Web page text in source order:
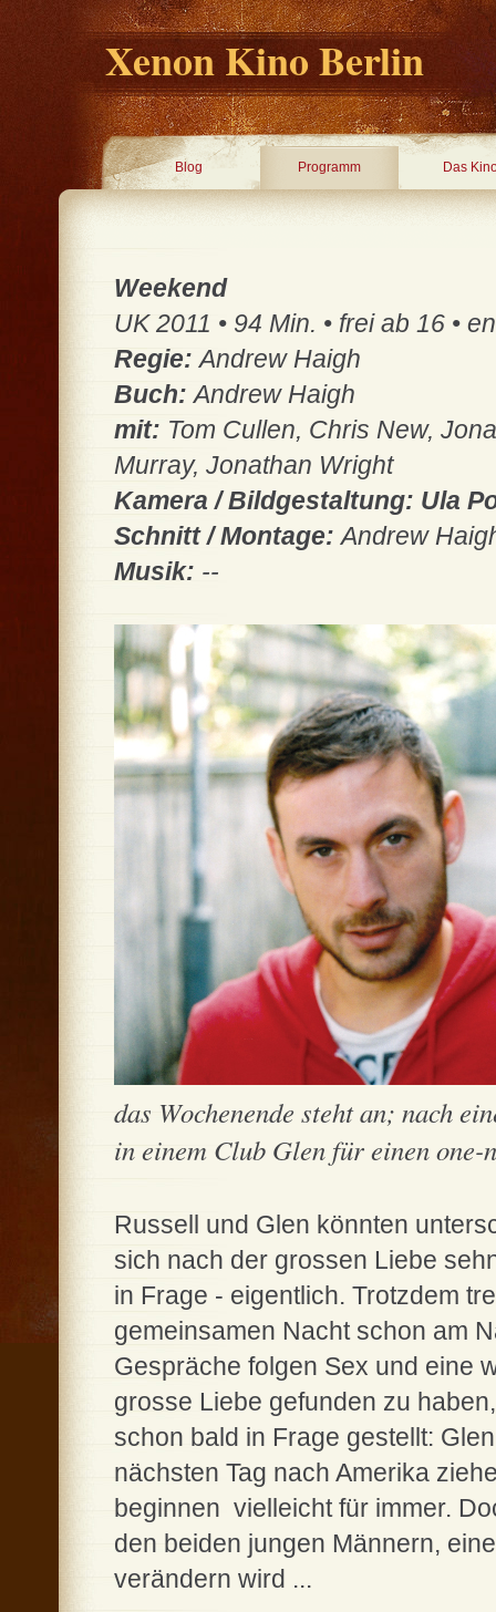
Xenon Kino Berlin
Blog Programm Das
Weekend
UK 2011 • 94 Min. • frei ab 16 •
Regie:Andrew Haigh
Buch:Andrew Haigh
mit: Tom Cullen, Chris New,
Murray, Jonathan Wright
Kamera / Bildgestaltung: Ula
Schnitt / Montage:Andrew
Musik: --
das Wochenende steht an; nach
in einem Club Glen für einen one-
Russell und Glen könnten
sich nach der grossen Liebe
in Frage - eigentlich. Trotzdem
gemeinsamen Nacht schon am
Gespräche folgen Sex und eine
grosse Liebe gefunden zu
schon bald in Frage gestellt:
nächsten Tag nach Amerika
beginnen ­ vielleicht für immer.
den beiden jungen Männern,
verändern wird ...